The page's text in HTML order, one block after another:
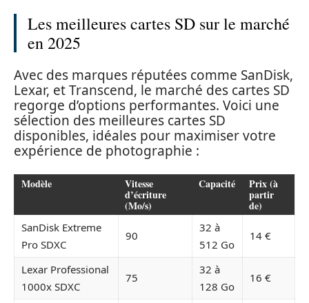
Les meilleures cartes SD sur le marché
en 2025
Avec des marques réputées comme SanDisk,
Lexar, et Transcend, le marché des cartes SD
regorge d’options performantes. Voici une
sélection des meilleures cartes SD
disponibles, idéales pour maximiser votre
expérience de photographie :
Modèle Vitesse
d’écriture
(Mo/s)
Capacité Prix (à
partir
de)
SanDisk Extreme
Pro SDXC
90
32 à
512 Go
14 €
Lexar Professional
1000x SDXC
75
32 à
128 Go
16 €